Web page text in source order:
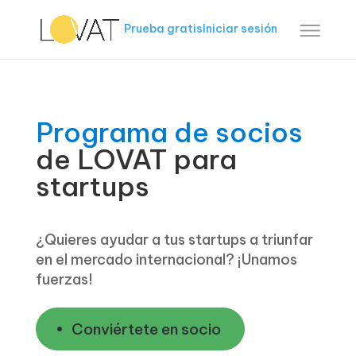
Prueba gratisIniciar sesión
Programa de socios
de LOVAT para
startups
¿Quieres ayudar a tus startups a triunfar
en el mercado internacional? ¡Unamos
fuerzas!
Conviértete en socio